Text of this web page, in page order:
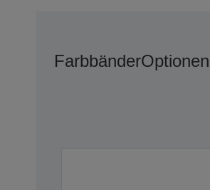
FarbbänderOptionen